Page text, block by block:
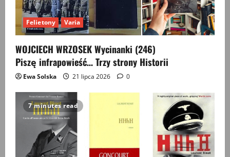
Felietony Varia
WOJCIECH WRZOSEK Wycinanki (246)
Piszę infrapowieść… Trzy strony Historii
Ewa Solska 21 lipca 2026 0
7 minutes read